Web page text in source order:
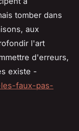
tomber dans
aux
l'art
d'erreurs,
existe -
les-faux-pas-